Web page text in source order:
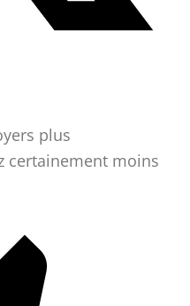
plus
certainement moins